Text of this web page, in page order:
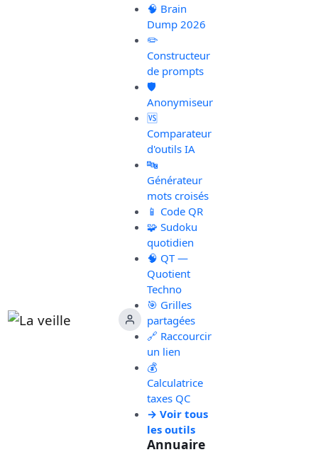
🧠 Brain
Dump 2026
✏️
Constructeur
de prompts
🛡️
Anonymiseur
🆚
Comparateur
d'outils IA
🔤
Générateur
mots croisés
📱 Code QR
🧩 Sudoku
quotidien
🧠 QT —
Quotient
Techno
🎯 Grilles
partagées
🔗 Raccourcir
un lien
💰
Calculatrice
taxes QC
→ Voir tous
les outils
Annuaire